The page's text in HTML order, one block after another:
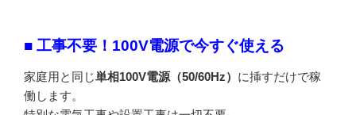
■ 工事不要！100V電源で今すぐ使える
家庭用と同じ単相100V電源（50/60Hz） に挿すだけで稼
働します。